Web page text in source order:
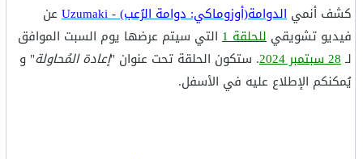
كشف أنمي الدوامة(أوزوماكي: دوامة الرُعب) - Uzumaki
عن
فيديو تشويقي للحلقة 1 التي سيتم عرضها يوم السبت الموافق
لـ28 سبتمبر 2024 . ستكون الحلقة تحت عنوان "إعادة المُحاولة" و
يُمكنكم الإطلاع عليه في الأسفل.